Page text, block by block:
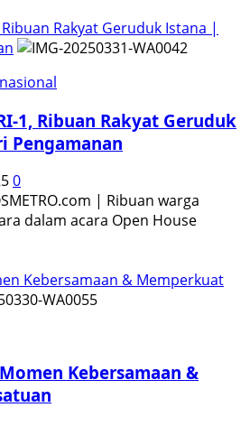
Rakyat Geruduk Istana |
1, Ribuan Rakyat Geruduk
Pengamanan
0
| Ribuan warga
dalam acara Open House
Kebersamaan & Memperkuat
Kebersamaan &